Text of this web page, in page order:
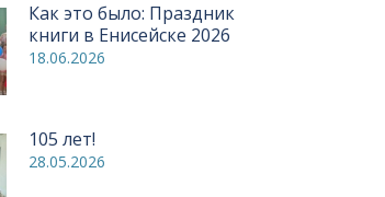
Как это было: Праздник
книги в Енисейске 2026
18.06.2026
105 лет!
28.05.2026